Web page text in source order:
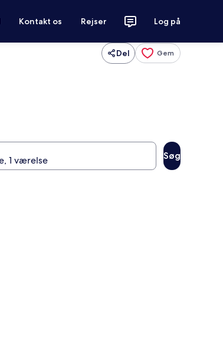
Kontakt os Rejser Log på
Del Gem
Søg